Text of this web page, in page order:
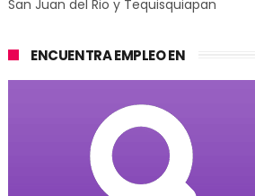
San Juan del Rio y Tequisquiapan
ENCUENTRA EMPLEO EN